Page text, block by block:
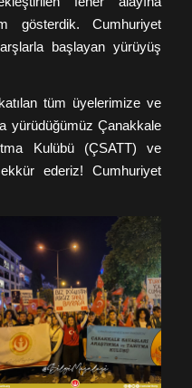
gösterdik. Cumhuriyet
başlayan yürüyüş
tüm üyelerimize ve
yürüdüğümüz Çanakkale
Kulübü (ÇSATT) ve
ederiz! Cumhuriyet